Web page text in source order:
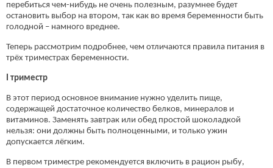
перебиться чем-нибудь не очень полезным, разумнее будет
остановить выбор на втором, так как во время беременности быть
голодной – намного вреднее.
Теперь рассмотрим подробнее, чем отличаются правила питания в
трёх триместрах беременности.
I триместр
В этот период основное внимание нужно уделить пище,
содержащей достаточное количество белков, минералов и
витаминов. Заменять завтрак или обед простой шоколадкой
нельзя: они должны быть полноценными, и только ужин
допускается лёгким.
В первом триместре рекомендуется включить в рацион рыбу,